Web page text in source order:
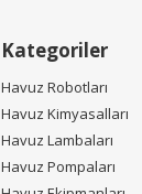
Kategoriler
Havuz Robotları
Havuz Kimyasalları
Havuz Lambaları
Havuz Pompaları